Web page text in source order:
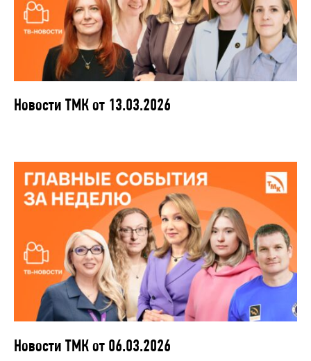
Новости ТМК от 13.03.2026
Новости ТМК от 06.03.2026